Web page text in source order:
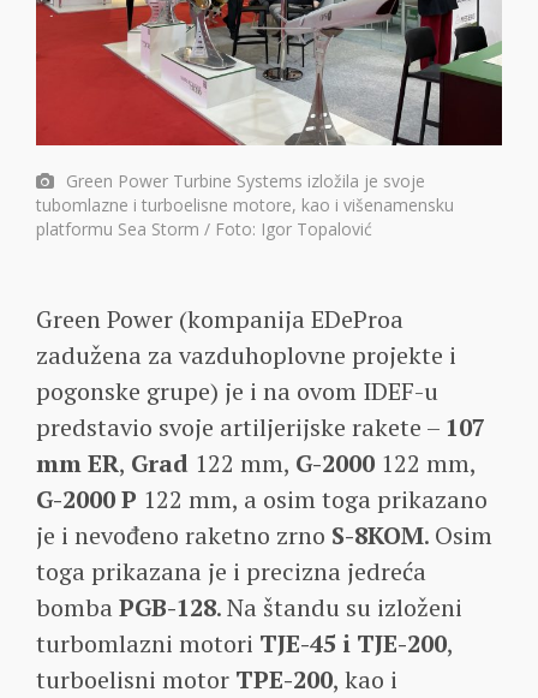
Green Power Turbine Systems izložila je svoje
tubomlazne i turboelisne motore, kao i višenamensku
platformu Sea Storm / Foto: Igor Topalović
Green Power (kompanija EDeProa
zadužena za vazduhoplovne projekte i
pogonske grupe) je i na ovom IDEF-u
predstavio svoje artiljerijske rakete – 107
mm ER, Grad 122 mm, G-2000 122 mm,
G-2000 P 122 mm, a osim toga prikazano
je i nevođeno raketno zrno S-8KOM. Osim
toga prikazana je i precizna jedreća
bomba PGB-128. Na štandu su izloženi
turbomlazni motori TJE-45 i TJE-200,
turboelisni motor TPE-200, kao i